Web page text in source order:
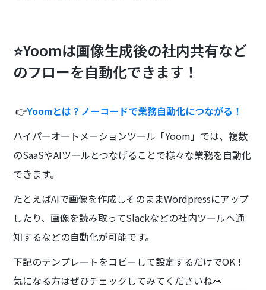
⭐Yoomは画像生成後の社内共有など
のフローを自動化できます！
👉Yoomとは？ノーコードで業務自動化につながる！
ハイパーオートメーションツール「Yoom」では、複数
のSaaSやAIツールとつなげることで様々な業務を自動化
できます。
たとえばAIで画像を作成しそのままWordpressにアップ
したり、画像を読み取ってSlackなどの社内ツールへ通
知するなどの自動化が可能です。
下記のテンプレートをコピーして設定するだけでOK！
気になる方はぜひチェックしてみてくださいね👀